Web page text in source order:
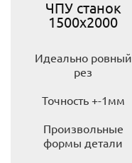
ЧПУ станок
1500х2000
Идеально ровный
рез
Точность +-1мм
Произвольные
формы детали